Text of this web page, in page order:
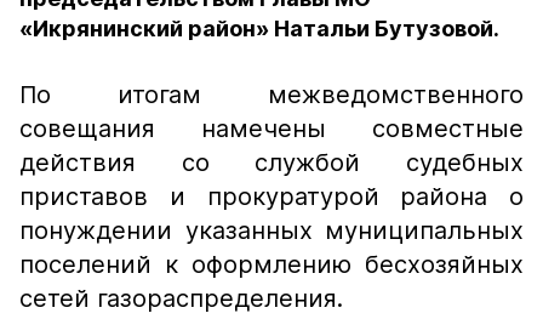
«Икрянинский район» Натальи Бутузовой.
По итогам межведомственного
совещания намечены совместные
действия со службой судебных
приставов и прокуратурой района о
понуждении указанных муниципальных
поселений к оформлению бесхозяйных
сетей газораспределения.